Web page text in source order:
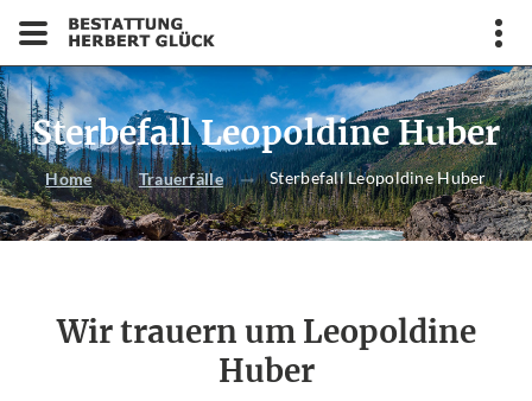
Sterbefall Leopoldine Huber
Home Trauerfälle Sterbefall Leopoldine Huber
Wir trauern um Leopoldine
Huber